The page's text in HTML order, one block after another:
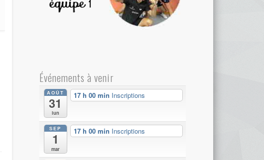
Événements à venir
AOÛT
31
lun
17 h 00 min Inscriptions
SEP
1
mar
17 h 00 min Inscriptions